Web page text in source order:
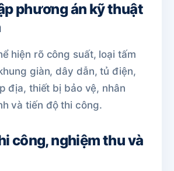
phương án kỹ thuật
hiện rõ công suất, loại tấm
giàn, dây dẫn, tủ điện,
địa, thiết bị bảo vệ, nhân
và tiến độ thi công.
công, nghiệm thu và